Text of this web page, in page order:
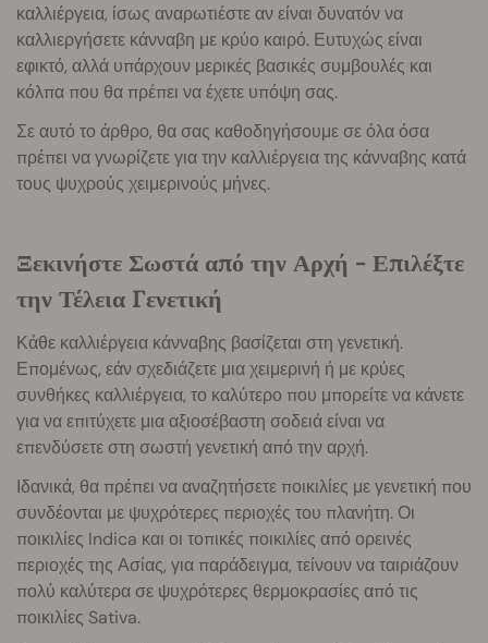
καλλιέργεια, ίσως αναρωτιέστε αν είναι δυνατόν να
καλλιεργήσετε κάνναβη με κρύο καιρό. Ευτυχώς είναι
εφικτό, αλλά υπάρχουν μερικές βασικές συμβουλές και
κόλπα που θα πρέπει να έχετε υπόψη σας.
Σε αυτό το άρθρο, θα σας καθοδηγήσουμε σε όλα όσα
πρέπει να γνωρίζετε για την καλλιέργεια της κάνναβης κατά
τους ψυχρούς χειμερινούς μήνες.
Ξεκινήστε Σωστά από την Αρχή - Επιλέξτε
την Τέλεια Γενετική
Κάθε καλλιέργεια κάνναβης βασίζεται στη γενετική.
Επομένως, εάν σχεδιάζετε μια χειμερινή ή με κρύες
συνθήκες καλλιέργεια, το καλύτερο που μπορείτε να κάνετε
για να επιτύχετε μια αξιοσέβαστη σοδειά είναι να
επενδύσετε στη σωστή γενετική από την αρχή.
Ιδανικά, θα πρέπει να αναζητήσετε ποικιλίες με γενετική που
συνδέονται με ψυχρότερες περιοχές του πλανήτη. Οι
ποικιλίες Indica και οι τοπικές ποικιλίες από ορεινές
περιοχές της Ασίας, για παράδειγμα, τείνουν να ταιριάζουν
πολύ καλύτερα σε ψυχρότερες θερμοκρασίες από τις
ποικιλίες Sativa.